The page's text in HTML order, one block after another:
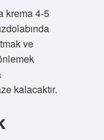
krema 4-5
ve
kalacaktır.